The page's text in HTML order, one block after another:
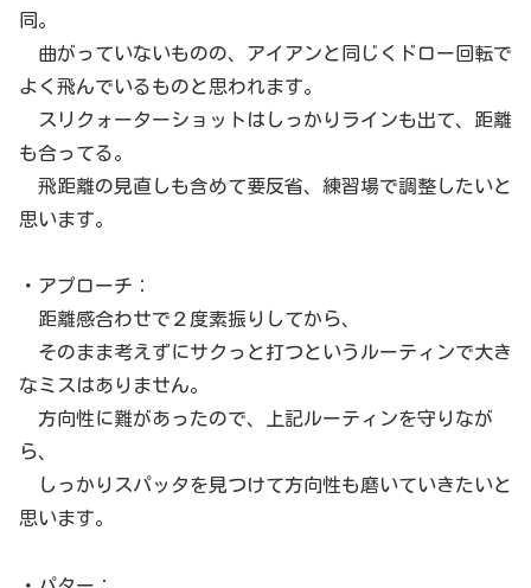
同。
曲がっていないものの、アイアンと同じくドロー回転で
よく飛んでいるものと思われます。
スリクォーターショットはしっかりラインも出て、距離
も合ってる。
飛距離の見直しも含めて要反省、練習場で調整したいと
思います。
・アプローチ：
距離感合わせで２度素振りしてから、
そのまま考えずにサクっと打つというルーティンで大き
なミスはありません。
方向性に難があったので、上記ルーティンを守りなが
ら、
しっかりスパッタを見つけて方向性も磨いていきたいと
思います。